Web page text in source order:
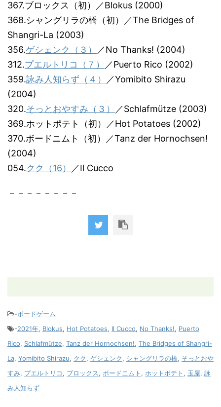
367.ブロックス（初）／Blokus (2000)
368.シャングリラの橋（初）／The Bridges of
Shangri-La (2003)
356.ゲシェンク（３）
／No Thanks! (2004)
312.プエルトリコ（７）
／Puerto Rico (2002)
359.詠み人知らず（４）
／Yomibito Shirazu
(2004)
320.そっとおやすみ（３）
／Schlafmütze (2003)
369.ホットポテト（初）／Hot Potatoes (2002)
370.ボードニムト（初）／Tanz der Hornochsen!
(2004)
054.クク（16） ／Il Cucco
－－－－－－－－
-ボードゲーム
-2021年, Blokus, Hot Potatoes, Il Cucco, No Thanks!, Puerto
Rico, Schlafmütze, Tanz der Hornochsen!, The Bridges of Shangri-
La, Yomibito Shirazu, クク, ゲシェンク, シャングリラの橋, そっとおや
すみ, プエルトリコ, ブロックス, ボードニムト , ホットポテト , 玉屋, 詠
み人知らず